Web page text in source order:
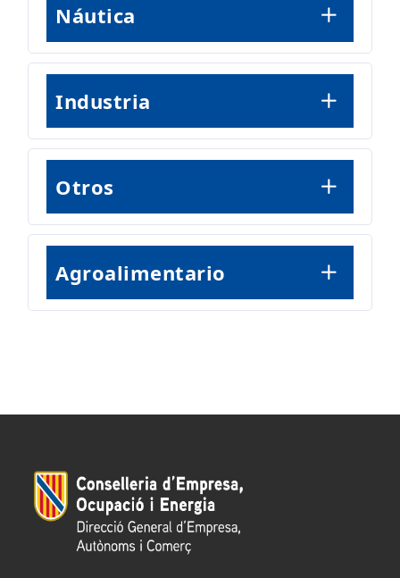
Náutica
Industria
Otros
Agroalimentario